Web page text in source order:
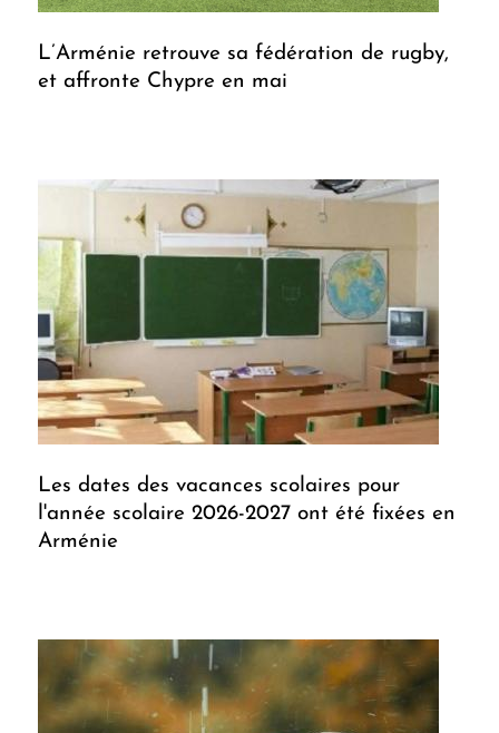
L’Arménie retrouve sa fédération de rugby,
et affronte Chypre en mai
Les dates des vacances scolaires pour
l'année scolaire 2026-2027 ont été fixées en
Arménie